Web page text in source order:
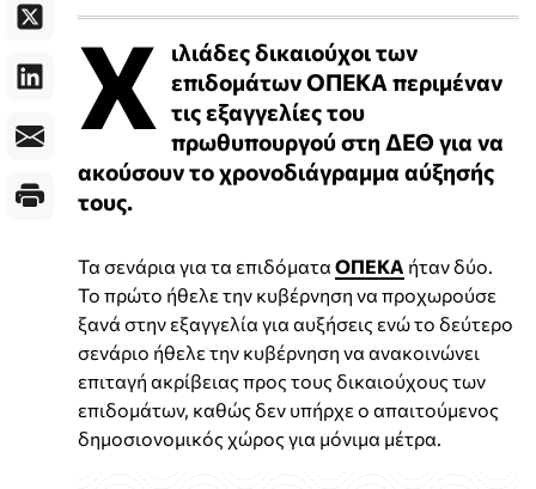
Χ
ιλιάδες δικαιούχοι των
επιδομάτων ΟΠΕΚΑ περιμέναν
τις εξαγγελίες του
πρωθυπουργού στη ΔΕΘ για να
ακούσουν το χρονοδιάγραμμα αύξησής
τους.
Τα σενάρια για τα επιδόματα ΟΠΕΚΑ ήταν δύο.
Το πρώτο ήθελε την κυβέρνηση να προχωρούσε
ξανά στην εξαγγελία για αυξήσεις ενώ το δεύτερο
σενάριο ήθελε την κυβέρνηση να ανακοινώνει
επιταγή ακρίβειας προς τους δικαιούχους των
επιδομάτων, καθώς δεν υπήρχε ο απαιτούμενος
δημοσιονομικός χώρος για μόνιμα μέτρα.